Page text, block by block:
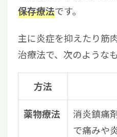
保存療法です。
主に炎症を抑えたり筋
治療法で、次のような
方法
薬物療法
消炎鎮痛
で痛みや